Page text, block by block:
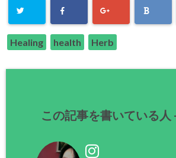
Healing health Herb
この記事を書いている人